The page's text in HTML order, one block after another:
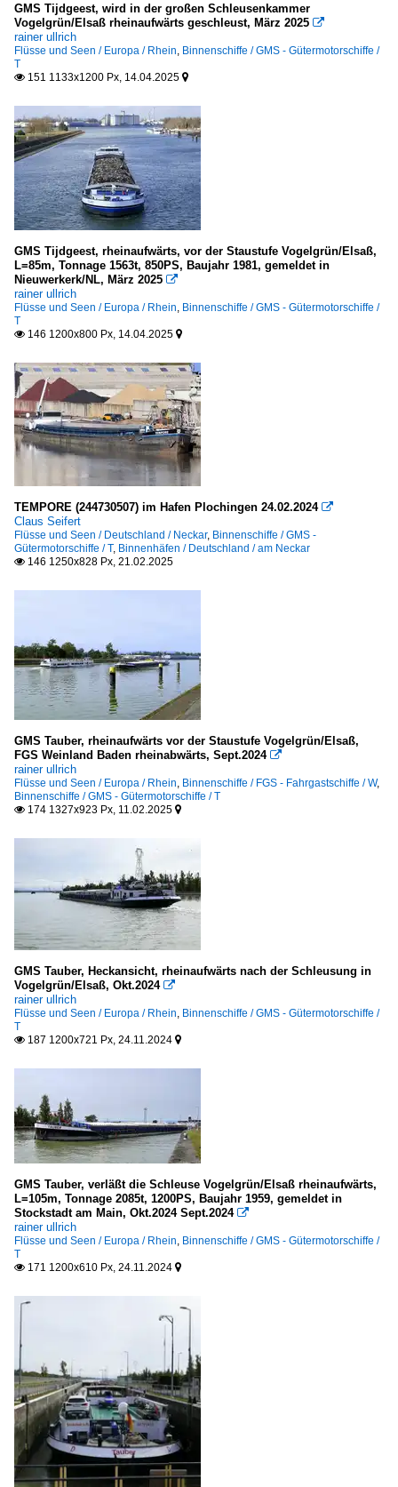
GMS Tijdgeest, wird in der großen Schleusenkammer
Vogelgrün/Elsaß rheinaufwärts geschleust, März 2025 
rainer ullrich
Flüsse und Seen / Europa / Rhein Binnenschiffe / GMS - Gütermotorschiffe /
T
 151 1133x1200 Px, 14.04.2025 
GMS Tijdgeest, rheinaufwärts, vor der Staustufe Vogelgrün/Elsaß,
L=85m, Tonnage 1563t, 850PS, Baujahr 1981, gemeldet in
Nieuwerkerk/NL, März 2025 
rainer ullrich
Flüsse und Seen / Europa / Rhein Binnenschiffe / GMS - Gütermotorschiffe /
T
 146 1200x800 Px, 14.04.2025 
TEMPORE (244730507) im Hafen Plochingen 24.02.2024 
Claus Seifert
Flüsse und Seen / Deutschland / Neckar, Binnenschiffe / GMS -
Gütermotorschiffe / T, Binnenhäfen / Deutschland / am Neckar
 146 1250x828 Px, 21.02.2025
GMS Tauber, rheinaufwärts vor der Staustufe Vogelgrün/Elsaß,
FGS Weinland Baden rheinabwärts, Sept.2024 
rainer ullrich
Flüsse und Seen / Europa / Rhein Binnenschiffe / FGS - Fahrgastschiffe / W,
Binnenschiffe / GMS - Gütermotorschiffe / T
 174 1327x923 Px, 11.02.2025 
GMS Tauber, Heckansicht, rheinaufwärts nach der Schleusung in
Vogelgrün/Elsaß, Okt.2024 
rainer ullrich
Flüsse und Seen / Europa / Rhein Binnenschiffe / GMS - Gütermotorschiffe /
T
 187 1200x721 Px, 24.11.2024 
GMS Tauber, verläßt die Schleuse Vogelgrün/Elsaß rheinaufwärts,
L=105m, Tonnage 2085t, 1200PS, Baujahr 1959, gemeldet in
Stockstadt am Main, Okt.2024 Sept.2024 
rainer ullrich
Flüsse und Seen / Europa / Rhein Binnenschiffe / GMS - Gütermotorschiffe /
T
 171 1200x610 Px, 24.11.2024 